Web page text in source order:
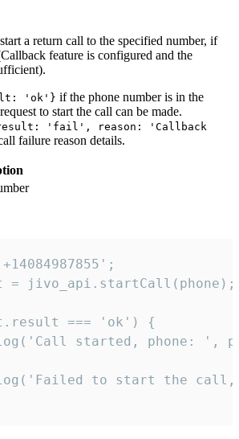
a return call to the specified number, if
feature is configured and the
'ok'} if the phone number is in the
to start the call can be made.
'fail', reason: 'Callback
failure reason details.
= jivo_api.startCall(phone);
=== 'ok') {
started, phone: ',
to start the